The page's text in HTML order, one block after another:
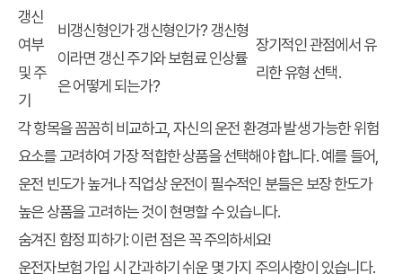
갱신
여부
및 주
기
비갱신형인가 갱신형인가? 갱신형
이라면 갱신 주기와 보험료 인상률
은 어떻게 되는가?
장기적인 관점에서 유
리한 유형 선택.
각 항목을 꼼꼼히 비교하고, 자신의 운전 환경과 발생 가능한 위험
요소를 고려하여 가장 적합한 상품을 선택해야 합니다. 예를 들어,
운전 빈도가 높거나 직업상 운전이 필수적인 분들은 보장 한도가
높은 상품을 고려하는 것이 현명할 수 있습니다.
숨겨진 함정 피하기: 이런 점은 꼭 주의하세요!
운전자보험 가입 시 간과하기 쉬운 몇 가지 주의사항이 있습니다.